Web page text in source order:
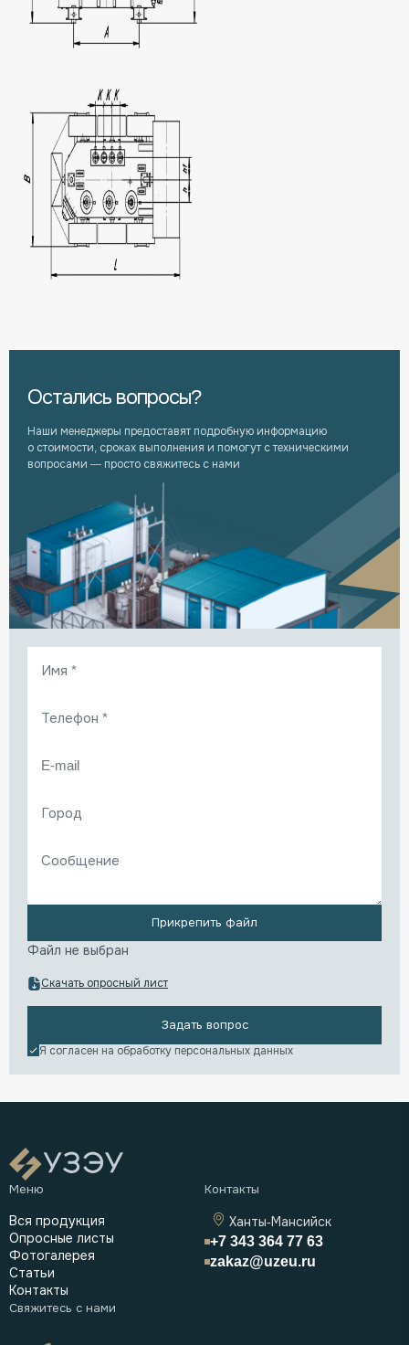
Остались вопросы?
Наши менеджеры предоставят подробную информацию
о стоимости, сроках выполнения и помогут с техническими
вопросами — просто свяжитесь с нами
Прикрепить файл
Файл не выбран
Скачать опросный лист
Задать вопрос
Я согласен на обработку персональных данных
Ханты-Мансийск
+7 343 364 77 63
zakaz@uzeu.ru
Вся продукция
Опросные листы
Фотогалерея
Статьи
Контакты